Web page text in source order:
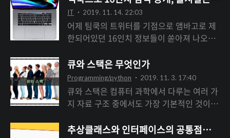
로 중식을 제공하는 삼성의 클라스에 놀라며
행사가 열리는 지하로 에스컬레이터를 타고
입장했습니다. 인식표 뒤편에 진행되는 세션
을 시간별로 간략하게 타임테이블을 확인할
되는 세션에 대해서 자세하게 알고 싶으신 분
들은 공식 홈페이지에서 제공하는 정보를 확
인하실 수 있습니..
라구요. 그래서 둘다 신청했는데 왠걸 둘다
당첨되어버렸습니다. 먼저 13일날 있었던 카
카오 밋업의 후기입니다. 9호선은 선정릉역,
2호선은 선릉역과 가까운 디캠프에서 밋업이
열렸습니다. 역에서 대략 5~10분정도 걸으면
나오는 곳입니다. 건물도 굉장히 컸고 쾌적했
으며 강연하는데 백명정도는 무리없이 수용
이 가능한 정도였습니다. 다만 다목적홀인 6
층까지 가는 앨리베이터가 한 대 뿐이라서
리는 때에 들어간다면 다소 기다려야하는 번
IT 2019. 11. 14. 22:03
어제 팀쿡의 트위터를 기점으로 앰바고로 제
한되어있던 16인치 정보들이 쏟아져 나오기
페이지(링크)에서 확인 할 수 있으며 이곳 블
로그에서는 간략하게 이전 모델과 비교해서
달라진 점들과 핵심 기능들을 간략하게 소개
해보려고 합니다. 다음은 사양 선택 페이지입
니다. 기본형:
https://www.apple.com/kr/shop/buy-
큐와 스택은 무엇인가
Programming/python 2019. 11. 3. 17:40
큐와 스택은 컴퓨터 과학에서 다루는 여러 가
지 자료 구조 중에서도 가장 기본적인 것이
료를 빼는 동작'을 할 수 있으며, 들어간 자료
추상클래스와 인터페이스의 공통점과 차